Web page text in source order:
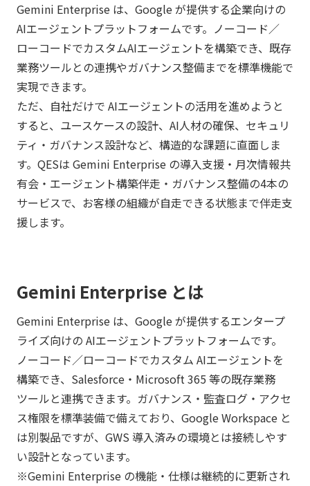
Gemini Enterprise は、Google が提供する企業向けの
AIエージェントプラットフォームです。ノーコード／
ローコードでカスタムAIエージェントを構築でき、既存
業務ツールとの連携やガバナンス整備までを標準機能で
実現できます。
ただ、自社だけで AIエージェントの活用を進めようと
すると、ユースケースの設計、AI人材の確保、セキュリ
ティ・ガバナンス設計など、構造的な課題に直面しま
す。QESは Gemini Enterprise の導入支援・月次情報共
有会・エージェント構築伴走・ガバナンス整備の4本の
サービスで、お客様の組織が自走できる状態まで伴走支
援します。
Gemini Enterprise とは
Gemini Enterprise は、Google が提供するエンタープ
ライズ向けの AIエージェントプラットフォームです。
ノーコード／ローコードでカスタム AIエージェントを
構築でき、Salesforce・Microsoft 365 等の既存業務
ツールと連携できます。ガバナンス・監査ログ・アクセ
ス権限を標準装備で備えており、Google Workspace と
は別製品ですが、GWS 導入済みの環境とは接続しやす
い設計となっています。
※Gemini Enterprise の機能・仕様は継続的に更新され